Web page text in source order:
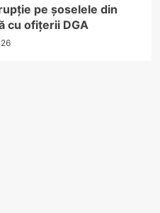
pe șoselele din
cu ofițerii DGA